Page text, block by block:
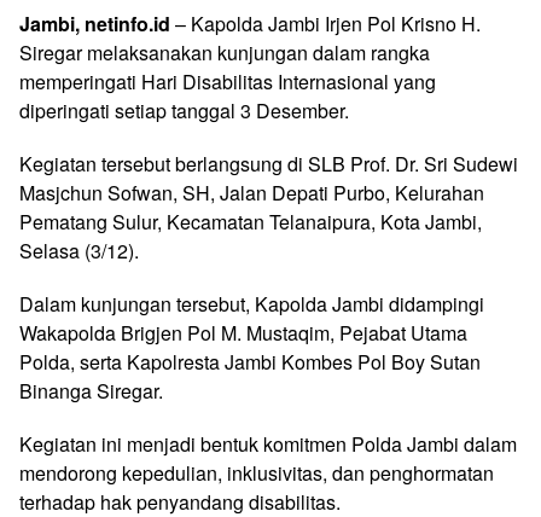
Jambi, netinfo.id – Kapolda Jambi Irjen Pol Krisno H.
Siregar melaksanakan kunjungan dalam rangka
memperingati Hari Disabilitas Internasional yang
diperingati setiap tanggal 3 Desember.
Kegiatan tersebut berlangsung di SLB Prof. Dr. Sri Sudewi
Masjchun Sofwan, SH, Jalan Depati Purbo, Kelurahan
Pematang Sulur, Kecamatan Telanaipura, Kota Jambi,
Selasa (3/12).
Dalam kunjungan tersebut, Kapolda Jambi didampingi
Wakapolda Brigjen Pol M. Mustaqim, Pejabat Utama
Polda, serta Kapolresta Jambi Kombes Pol Boy Sutan
Binanga Siregar.
Kegiatan ini menjadi bentuk komitmen Polda Jambi dalam
mendorong kepedulian, inklusivitas, dan penghormatan
terhadap hak penyandang disabilitas.